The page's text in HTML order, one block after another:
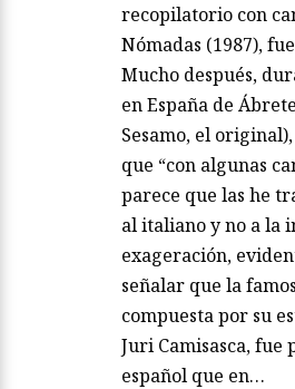
recopilatorio con
Nómadas (1987),
Mucho después,
en España de
Sesamo, el
que “con algunas
parece que las he
al italiano y no a la
exageración,
señalar que la
compuesta por su
Juri Camisasca, fue
español que en…